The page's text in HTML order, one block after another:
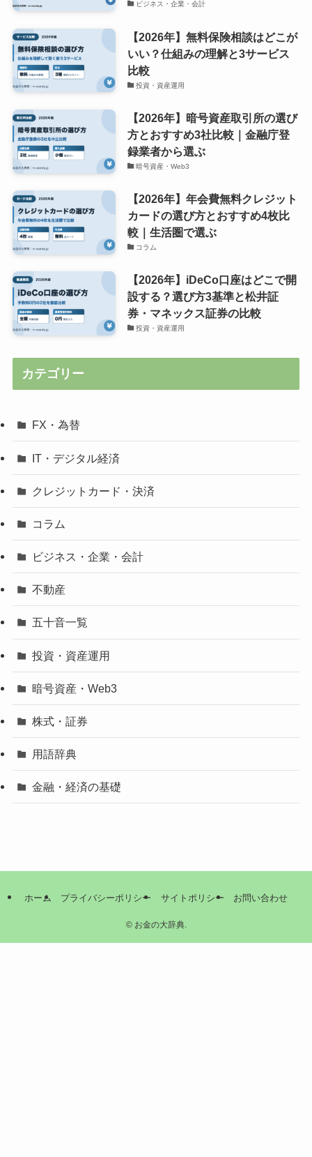
ビジネス・企業・会計
【2026年】無料保険相談はどこが
いい？仕組みの理解と3サービス
比較
投資・資産運用
【2026年】暗号資産取引所の選び
方とおすすめ3社比較｜金融庁登
録業者から選ぶ
暗号資産・Web3
【2026年】年会費無料クレジット
カードの選び方とおすすめ4枚比
較｜生活圏で選ぶ
コラム
【2026年】iDeCo口座はどこで開
設する？選び方3基準と松井証
券・マネックス証券の比較
投資・資産運用
カテゴリー
FX・為替
IT・デジタル経済
クレジットカード・決済
コラム
ビジネス・企業・会計
不動産
五十音一覧
投資・資産運用
暗号資産・Web3
株式・証券
用語辞典
金融・経済の基礎
ホーム プライバシーポリシー サイトポリシー お問い合わせ
©お金の大辞典.